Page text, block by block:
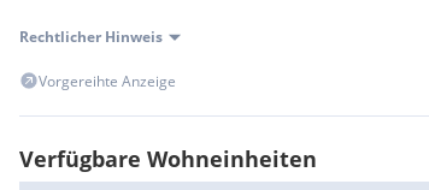
Rechtlicher Hinweis
Vorgereihte Anzeige
Verfügbare Wohneinheiten